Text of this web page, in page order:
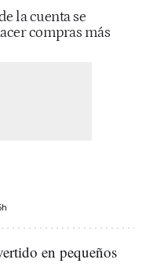
la cuenta se
compras más
en pequeños